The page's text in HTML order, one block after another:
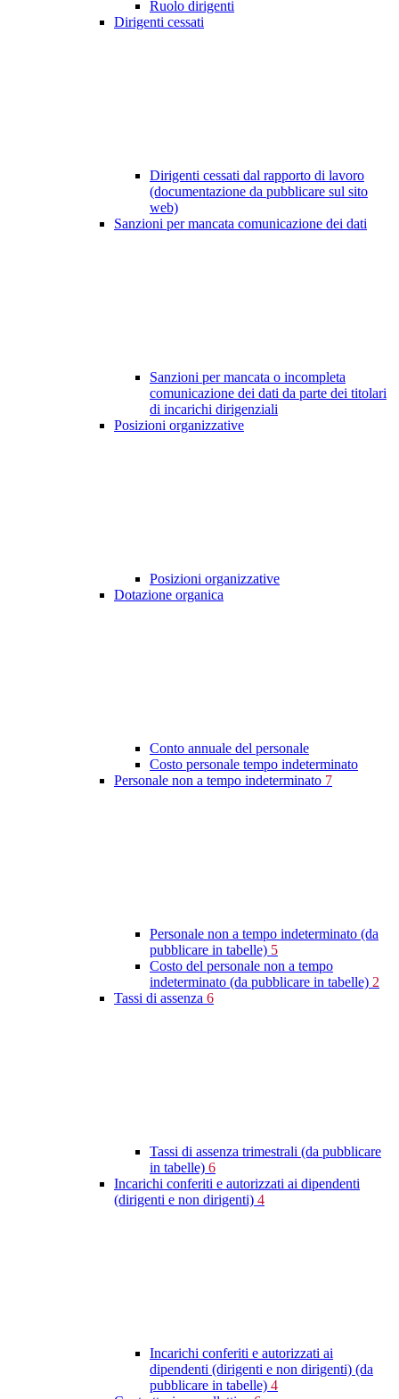
Ruolo dirigenti
Dirigenti cessati
Dirigenti cessati dal rapporto di lavoro
(documentazione da pubblicare sul sito
web)
Sanzioni per mancata comunicazione dei dati
Sanzioni per mancata o incompleta
comunicazione dei dati da parte dei titolari
di incarichi dirigenziali
Posizioni organizzative
Posizioni organizzative
Dotazione organica
Conto annuale del personale
Costo personale tempo indeterminato
Personale non a tempo indeterminato 7
Personale non a tempo indeterminato (da
pubblicare in tabelle) 5
Costo del personale non a tempo
indeterminato (da pubblicare in tabelle) 2
Tassi di assenza 6
Tassi di assenza trimestrali (da pubblicare
in tabelle) 6
Incarichi conferiti e autorizzati ai dipendenti
(dirigenti e non dirigenti) 4
Incarichi conferiti e autorizzati ai
dipendenti (dirigenti e non dirigenti) (da
pubblicare in tabelle) 4